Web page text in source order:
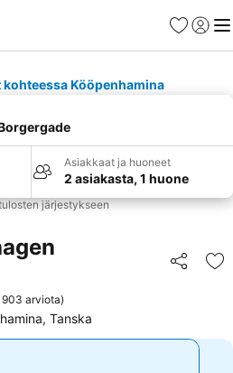
Suosikit
Kööpenhamina
Asiakkaat ja huoneet
2 asiakasta, 1 huone
järjestykseen
Jaa
903 arviota)
Tanska